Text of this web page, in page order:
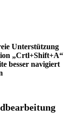
Unterstützung
„Crtl+Shift+A“
besser navigiert